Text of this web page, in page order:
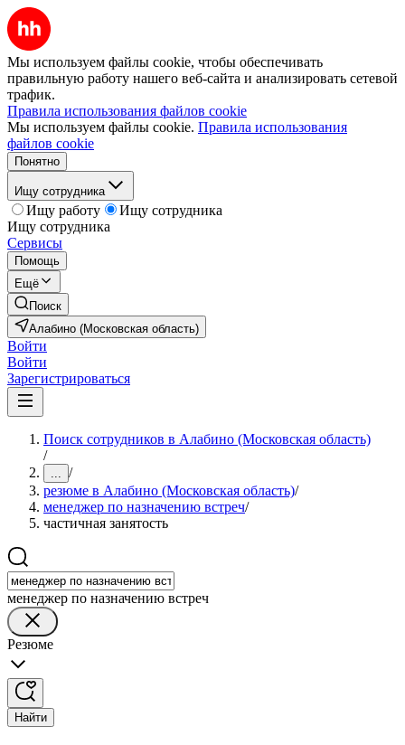
Мы используем файлы cookie, чтобы обеспечивать
правильную работу нашего веб-сайта и анализировать сетевой
трафик.
Правила использования файлов cookie
Мы используем файлы cookie. Правила использования
файлов cookie
Понятно
Ищу сотрудника
Ищу работу
Ищу сотрудника
Ищу сотрудника
Сервисы
Помощь
Ещё
Поиск
Алабино (Московская область)
Войти
Войти
Зарегистрироваться
Поиск сотрудников в Алабино (Московская область)
/
... /
резюме в Алабино (Московская область)/
менеджер по назначению встреч/
частичная занятость
менеджер по назначению встреч
Резюме
Найти